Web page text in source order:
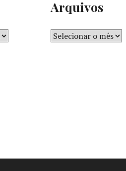
Arquivos